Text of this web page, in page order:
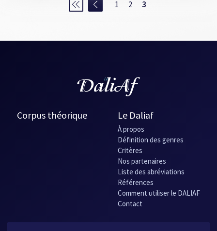
1 2 3
Corpus théorique Le Daliaf
À propos
Définition des genres
Critères
Nos partenaires
Liste des abréviations
Références
Comment utiliser le DALIAF
Contact